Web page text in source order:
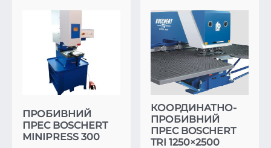
ПРОБИВНИЙ
ПРЕС BOSCHERT
MINIPRESS 300
КООРДИНАТНО-
ПРОБИВНИЙ
ПРЕС BOSCHERT
TRI 1250×2500